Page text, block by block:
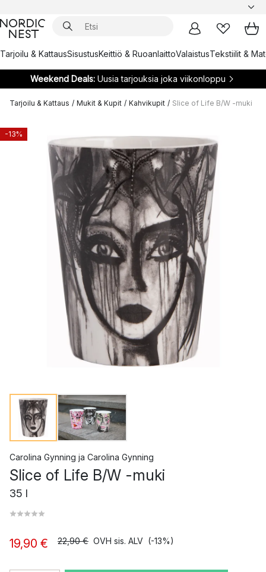
Tarjoilu & KattausSisustusKeittiö & RuoanlaittoValaistusTekstiilit &
Weekend Deals:Uusia tarjouksia joka viikonloppu
Tarjoilu & Kattaus / Mukit & Kupit / Kahvikupit / Slice of Life B/W -muki
-13%
Carolina Gynning ja Carolina Gynning
Slice of Life B/W -muki
35 l
19,90 € 22,90 € OVH sis. ALV (-13%)